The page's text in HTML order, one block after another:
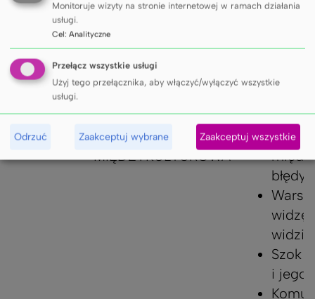
12:15-
12:30
PRZERWA
12:30-
13:30
BLOK III.
KOMUNIKACJA
MIĘDZYKULTUROWA
w
błędy
widzę
Szok
i jego
Monitoruje wizyty na stronie internetowej w ramach działania
usługi.
Cel: Analityczne
Przełącz wszystkie usługi
Użyj tego przełącznika, aby włączyć/wyłączyć wszystkie
usługi.
Odrzuć Zaakceptuj wybrane Zaakceptuj wszystkie